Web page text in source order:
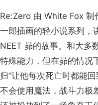
Re:Zero 由 White Fox 制
一郎插画的轻小说系列，
NEET 昴的故事。和大多
特殊能力，但在昴的情况
归”让他每次死亡时都能
不会使用魔法，战斗力极